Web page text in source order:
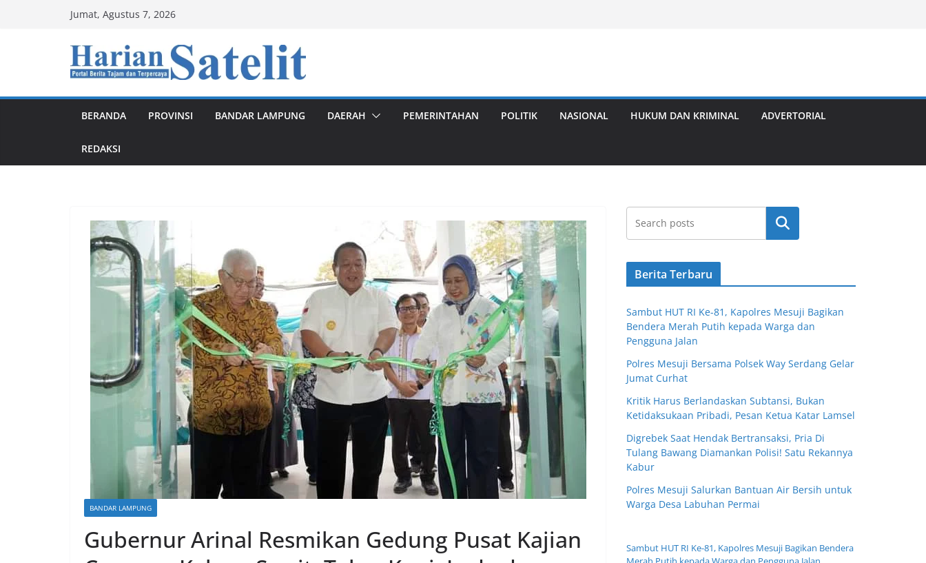
Jumat, Agustus 7, 2026
BERANDA PROVINSI BANDAR LAMPUNG DAERAH PEMERINTAHAN POLITIK NASIONAL HUKUM DAN KRIMINAL ADVERTORIAL
REDAKSI
BANDAR LAMPUNG
Gubernur Arinal Resmikan Gedung Pusat Kajian
Cari
Berita Terbaru
Sambut HUT RI Ke-81, Kapolres Mesuji Bagikan
Bendera Merah Putih kepada Warga dan
Pengguna Jalan
Polres Mesuji Bersama Polsek Way Serdang Gelar
Jumat Curhat
Kritik Harus Berlandaskan Subtansi, Bukan
Ketidaksukaan Pribadi, Pesan Ketua Katar Lamsel
Digrebek Saat Hendak Bertransaksi, Pria Di
Tulang Bawang Diamankan Polisi! Satu Rekannya
Kabur
Polres Mesuji Salurkan Bantuan Air Bersih untuk
Warga Desa Labuhan Permai
Sambut HUT RI Ke-81, Kapolres Mesuji Bagikan Bendera